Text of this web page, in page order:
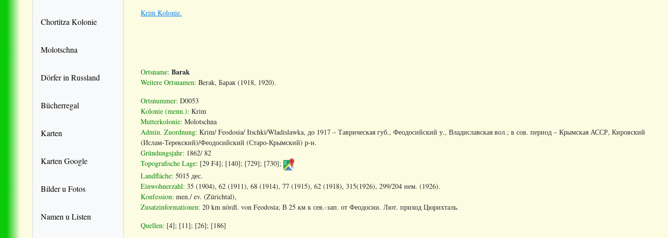
Chortitza Kolonie
Molotschna
Dörfer in Russland
Bücherregal
Karten
Karten Google
Bilder u Fotos
Namen u Listen
Krim Kolonie.
Ortsname: Barak
Weitere Ortsnamen: Berak, Барак (1918, 1920).
Ortsnummer: D0053
Kolonie (menn.): Krim
Mutterkolonie: Molotschna
Admin. Zuordnung: Krim/ Feodosia/ Itschki/Wladislawka, до 1917 – Таврическая губ., Феодосийский у., Владиславская вол.; в сов. период – Крымская АССР, Кировский
(Ислам-Терекский)/Феодосийский (Старо-Крымский) р-н.
Gründungsjahr: 1862/ 82
Topografische Lage: [29 F4]; [140]; [729]; [730];
Landfläche: 5015 дес.
Einwohnerzahl: 35 (1904), 62 (1911), 68 (1914), 77 (1915), 62 (1918), 315(1926), 299/204 нем. (1926).
Konfession: men./ ev. (Zürichtal),
Zusatzinformationen: 20 km nördl. von Feodosia; В 25 км к сев.-зап. от Феодосии. Лют. приход Цюрихталь.
Quellen: [4]; [11]; [26]; [186]